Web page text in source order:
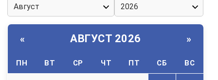
« АВГУСТ 2026 »
ПН ВТ СР ЧТ ПТ СБ ВС